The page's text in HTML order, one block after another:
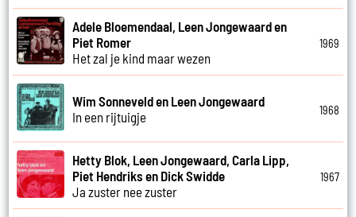
Adele Bloemendaal, Leen Jongewaard en
Piet Romer
Het zal je kind maar wezen
1969
Wim Sonneveld en Leen Jongewaard
In een rijtuigje
1968
Hetty Blok, Leen Jongewaard, Carla Lipp,
Piet Hendriks en Dick Swidde
Ja zuster nee zuster
1967